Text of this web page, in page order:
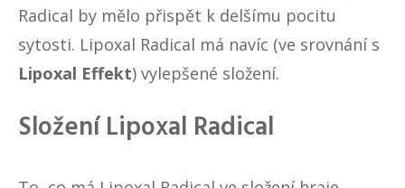
Radical by mělo přispět k delšímu pocitu
sytosti. Lipoxal Radical má navíc (ve srovnání s
Lipoxal Effekt) vylepšené složení.
Složení Lipoxal Radical